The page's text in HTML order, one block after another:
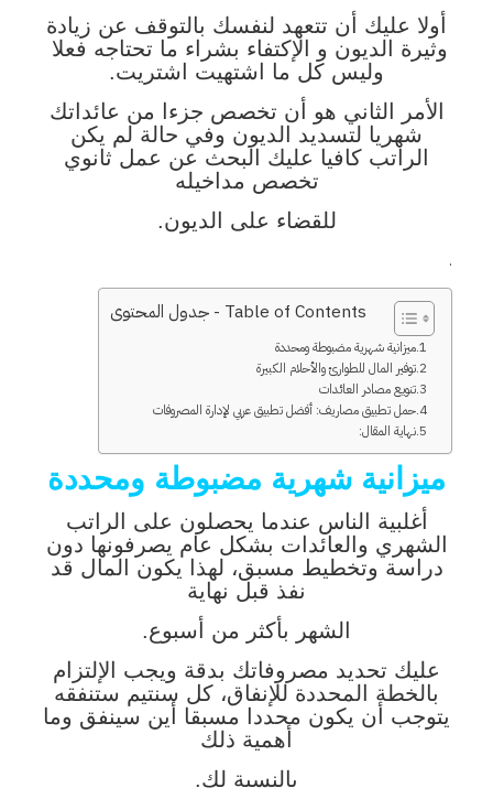
أولا عليك أن تتعهد لنفسك بالتوقف عن زيادة
وثيرة الديون و الإكتفاء بشراء ما تحتاجه فعلا
وليس كل ما اشتهيت اشتريت.
الأمر الثاني هو أن تخصص جزءا من عائداتك
شهريا لتسديد الديون وفي حالة لم يكن
الراتب كافيا عليك البحث عن عمل ثانوي
تخصص مداخيله
للقضاء على الديون.
.
Table of Contents - جدول المحتوى
ميزانية شهرية مضبوطة ومحددة
توفير المال للطوارئ والأحلام الكبيرة
تنويع مصادر العائدات
حمل تطبيق مصاريف: أفضل تطبيق عربي لإدارة المصروفات
نهاية المقال:
ميزانية شهرية مضبوطة ومحددة
أغلبية الناس عندما يحصلون على الراتب
الشهري والعائدات بشكل عام يصرفونها دون
دراسة وتخطيط مسبق، لهذا يكون المال قد
نفذ قبل نهاية
الشهر بأكثر من أسبوع.
عليك تحديد مصروفاتك بدقة ويجب الإلتزام
بالخطة المحددة للإنفاق، كل سنتيم ستنفقه
يتوجب أن يكون محددا مسبقا أين سينفق وما
أهمية ذلك
بالنسبة لك.